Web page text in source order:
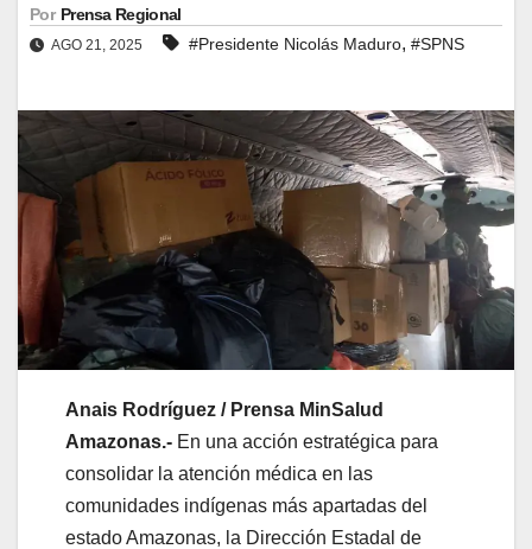
Por Prensa Regional
AGO 21, 2025 #Presidente Nicolás Maduro, #SPNS
Anais Rodríguez / Prensa MinSalud
Amazonas.- En una acción estratégica para
consolidar la atención médica en las
comunidades indígenas más apartadas del
estado Amazonas, la Dirección Estadal de